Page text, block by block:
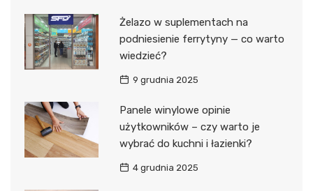
Żelazo w suplementach na
podniesienie ferrytyny — co warto
wiedzieć?
9 grudnia 2025
Panele winylowe opinie
użytkowników – czy warto je
wybrać do kuchni i łazienki?
4 grudnia 2025